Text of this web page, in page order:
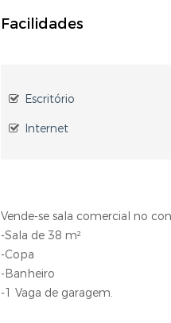
Facilidades
Escritório
Internet
Vende-se sala comercial no
-Sala de 38 m²
-Copa
-Banheiro
-1 Vaga de garagem.